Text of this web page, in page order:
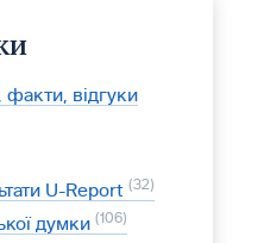
факти, відгуки
U-Report 32
думки 106